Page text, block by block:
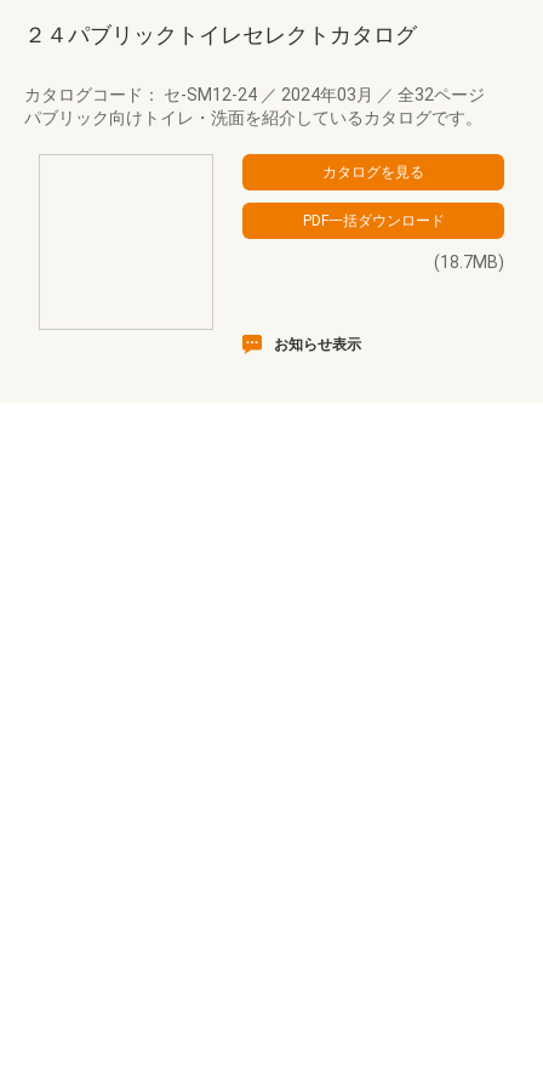
２４パブリックトイレセレクトカタログ
カタログコード： セ-SM12-24 ／ 2024年03月 ／ 全32ページ
パブリック向けトイレ・洗面を紹介しているカタログです。
(18.7MB)
お知らせ表示